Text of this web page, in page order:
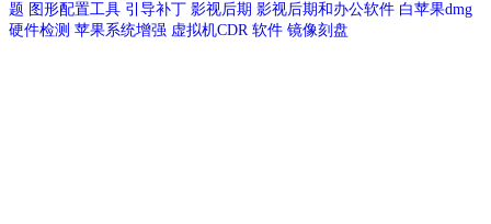
题 图形配置工具 引导补丁 影视后期 影视后期和办公软件 白苹果dmg
硬件检测 苹果系统增强 虚拟机CDR 软件 镜像刻盘